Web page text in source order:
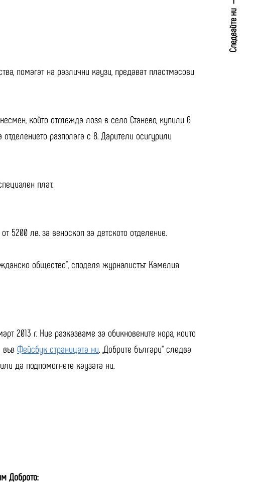
Следвайте ни
помагат на различни каузи, предават пластмасови
който отглежда лозя в село Станево, купили 6
разполага с 8. Дарители осигурили
плат.
5200 лв. за веноскоп за детското отделение.
общество”, споделя журналистът Камелия
2013 г. Ние разказваме за обикновените хора, които
във Фейсбук страницата ни. „Добрите българи“ следва
да подпомогнете каузата ни.
Доброто: